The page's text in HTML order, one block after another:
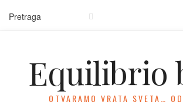
Equilibrio
OTVARAMO VRATA SVETA…